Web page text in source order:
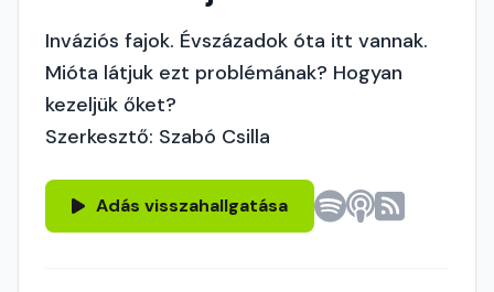
Inváziós fajok. Évszázadok óta itt vannak.
Mióta látjuk ezt problémának? Hogyan
kezeljük őket?
Szerkesztő: Szabó Csilla
Adás visszahallgatása